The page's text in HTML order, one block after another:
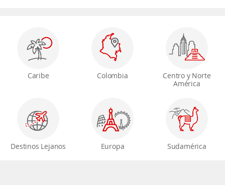
Caribe Colombia
Centro y Norte
América
Destinos Lejanos Europa Sudamérica